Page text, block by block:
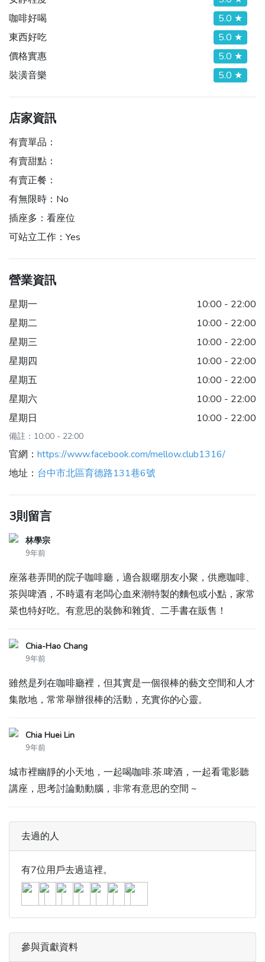
咖啡好喝
5.0 ★
東西好吃
5.0 ★
價格實惠
5.0 ★
裝潢音樂
5.0 ★
店家資訊
有賣單品：
有賣甜點：
有賣正餐：
有無限時： No
插座多： 看座位
可站立工作： Yes
營業資訊
星期一
10:00 - 22:00
星期二
10:00 - 22:00
星期三
10:00 - 22:00
星期四
10:00 - 22:00
星期五
10:00 - 22:00
星期六
10:00 - 22:00
星期日
10:00 - 22:00
備註：10:00 - 22:00
官網： https://www.facebook.com/mellow.club1316/
地址： 台中市北區育德路131巷6號
3則留言
林學宗
9年前
座落巷弄間的院子咖啡廳，適合親暱朋友小聚，供應咖啡、
茶與啤酒，不時還有老闆心血來潮特製的麵包或小點，家常
菜也特好吃。有意思的裝飾和雜貨、二手書在販售！
Chia-Hao Chang
9年前
雖然是列在咖啡廳裡，但其實是一個很棒的藝文空間和人才
集散地，常常舉辦很棒的活動，充實你的心靈。
Chia Huei Lin
9年前
城市裡幽靜的小天地，一起喝咖啡.茶.啤酒，一起看電影聽
講座，思考討論動動腦，非常有意思的空間 ~
去過的人
有7位用戶去過這裡。
參與貢獻資料